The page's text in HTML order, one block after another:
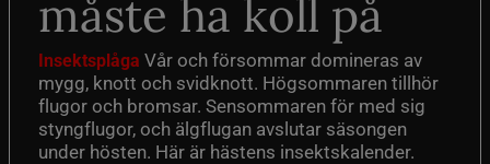
måste ha koll på
Insektsplåga Vår och försommar domineras av
mygg, knott och svidknott. Högsommaren tillhör
flugor och bromsar. Sensommaren för med sig
styngflugor, och älgflugan avslutar säsongen
under hösten. Här är hästens insektskalender.